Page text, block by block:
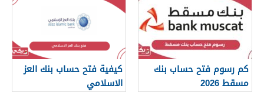
كم رسوم فتح حساب بنك
مسقط 2026
كيفية فتح حساب بنك العز
الاسلامي